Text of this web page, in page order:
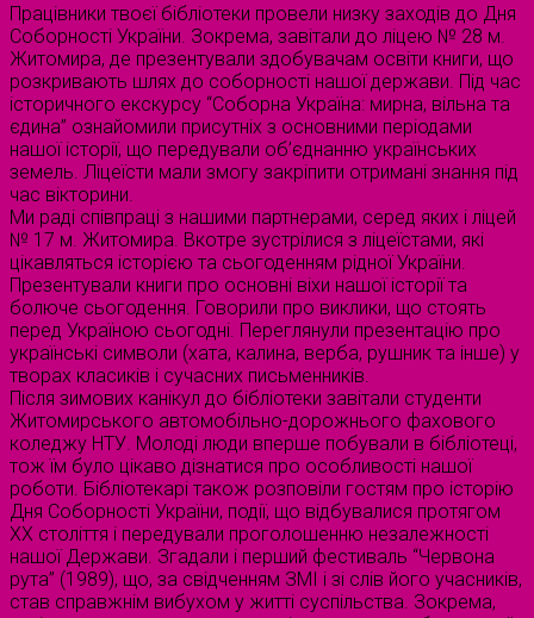
Працівники твоєї бібліотеки провели низку заходів до Дня
Соборності України. Зокрема, завітали до ліцею № 28 м.
Житомира, де презентували здобувачам освіти книги, що
розкривають шлях до соборності нашої держави. Під час
історичного екскурсу “Соборна Україна: мирна, вільна та
єдина” ознайомили присутніх з основними періодами
нашої історії, що передували об’єднанню українських
земель. Ліцеїсти мали змогу закріпити отримані знання під
час вікторини.
Ми раді співпраці з нашими партнерами, серед яких і ліцей
№ 17 м. Житомира. Вкотре зустрілися з ліцеїстами, які
цікавляться історією та сьогоденням рідної України.
Презентували книги про основні віхи нашої історії та
болюче сьогодення. Говорили про виклики, що стоять
перед Україною сьогодні. Переглянули презентацію про
українські символи (хата, калина, верба, рушник та інше) у
творах класиків і сучасних письменників.
Після зимових канікул до бібліотеки завітали студенти
Житомирського автомобільно-дорожнього фахового
коледжу НТУ. Молоді люди вперше побували в бібліотеці,
тож їм було цікаво дізнатися про особливості нашої
роботи. Бібліотекарі також розповіли гостям про історію
Дня Соборності України, події, що відбувалися протягом
ХХ століття і передували проголошенню незалежності
нашої Держави. Згадали і перший фестиваль “Червона
рута” (1989), що, за свідченням ЗМІ і зі слів його учасників,
став справжнім вибухом у житті суспільства. Зокрема,